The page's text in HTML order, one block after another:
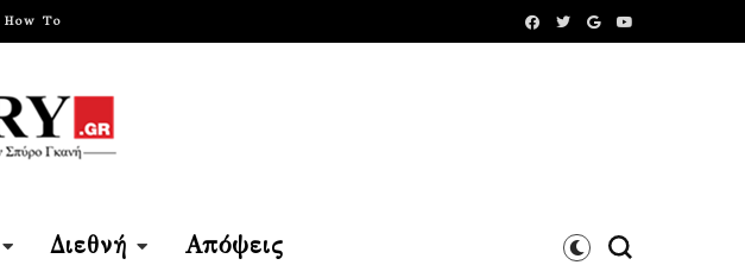
How To
Διεθνή Απόψεις